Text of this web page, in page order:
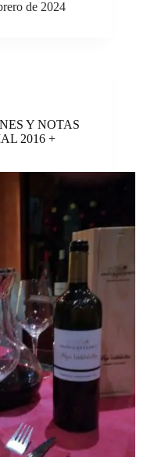
de 2024
Y NOTAS
2016 +